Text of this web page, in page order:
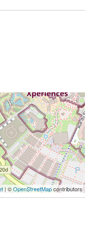
| ©OpenStreetMapcontributors